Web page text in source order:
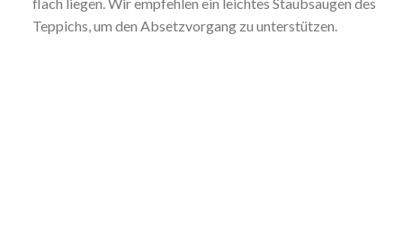
Teppichs, um den Absetzvorgang zu unterstützen.